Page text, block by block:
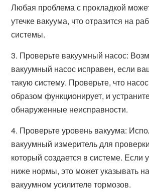
Любая проблема с прокладкой
утечке вакуума, что отразится на
системы.
3. Проверьте вакуумный насос:
вакуумный насос исправен, если
такую систему. Проверьте, что
образом функционирует, и
обнаруженные неисправности.
4. Проверьте уровень вакуума:
вакуумный измеритель для
который создается в системе. Если
ниже нормы, это может указывать
вакуумном усилителе тормозов.